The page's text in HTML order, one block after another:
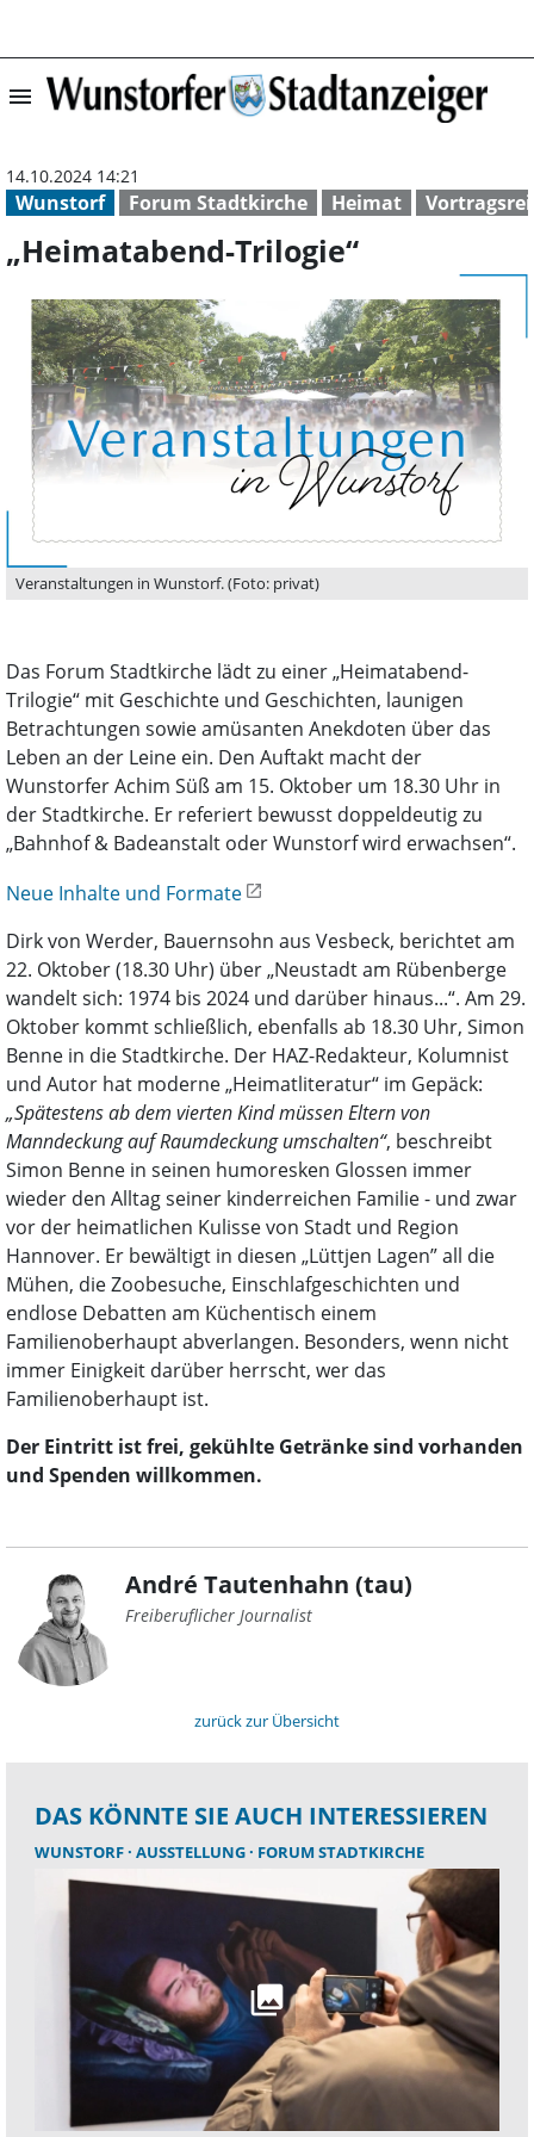
menu „Heimatabend-
Wunstorf Forum Stadtkirche Heimat
14.10.2024 14:21
„Heimatabend-Trilogie“
Veranstaltungen in Wunstorf. (Foto: privat)
Das Forum Stadtkirche lädt zu einer „Heimatabend-
Trilogie“ mit Geschichte und Geschichten, launigen
Betrachtungen sowie amüsanten Anekdoten über das
Leben an der Leine ein. Den Auftakt macht der
Wunstorfer Achim Süß am 15. Oktober um 18.30 Uhr in
der Stadtkirche. Er referiert bewusst doppeldeutig zu
„Bahnhof & Badeanstalt oder Wunstorf wird erwachsen“.
Neue Inhalte und Formate
Dirk von Werder, Bauernsohn aus Vesbeck, berichtet am
22. Oktober (18.30 Uhr) über „Neustadt am Rübenberge
wandelt sich: 1974 bis 2024 und darüber hinaus...“. Am 29.
Oktober kommt schließlich, ebenfalls ab 18.30 Uhr, Simon
Benne in die Stadtkirche. Der HAZ-Redakteur, Kolumnist
und Autor hat moderne „Heimatliteratur“ im Gepäck:
„Spätestens ab dem vierten Kind müssen Eltern von
Manndeckung auf Raumdeckung umschalten“, beschreibt
Simon Benne in seinen humoresken Glossen immer
wieder den Alltag seiner kinderreichen Familie - und zwar
vor der heimatlichen Kulisse von Stadt und Region
Hannover. Er bewältigt in diesen „Lüttjen Lagen” all die
Mühen, die Zoobesuche, Einschlafgeschichten und
endlose Debatten am Küchentisch einem
Familienoberhaupt abverlangen. Besonders, wenn nicht
immer Einigkeit darüber herrscht, wer das
Familienoberhaupt ist.
Der Eintritt ist frei, gekühlte Getränke sind vorhanden
und Spenden willkommen.
André Tautenhahn (tau)
Freiberuflicher Journalist
zurück zur Übersicht
DAS KÖNNTE SIE AUCH INTERESSIEREN
WUNSTORF AUSSTELLUNG FORUM STADTKIRCHE